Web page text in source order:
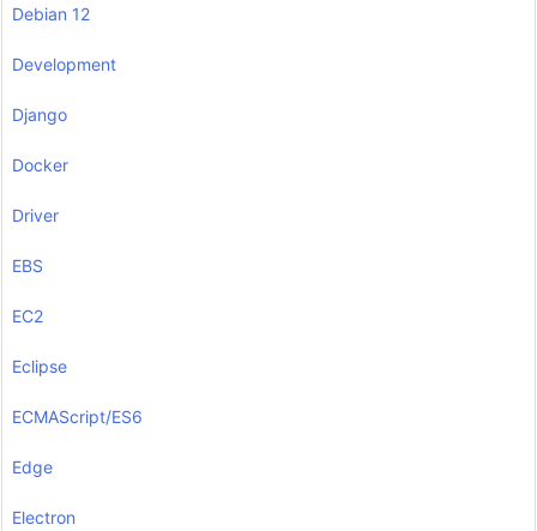
Debian 12
Development
Django
Docker
Driver
EBS
EC2
Eclipse
ECMAScript/ES6
Edge
Electron